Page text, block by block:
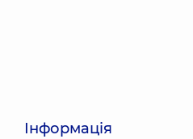
Інформація